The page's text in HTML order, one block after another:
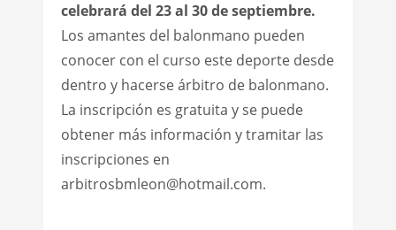
celebrará del 23 al 30 de septiembre.
Los amantes del balonmano pueden
conocer con el curso este deporte desde
dentro y hacerse árbitro de balonmano.
La inscripción es gratuita y se puede
obtener más información y tramitar las
inscripciones en
arbitrosbmleon@hotmail.com.